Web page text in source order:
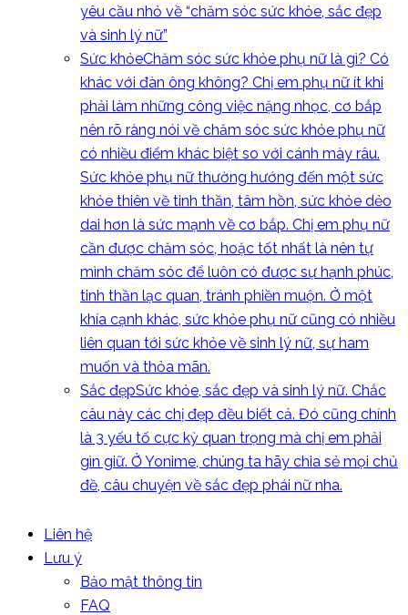
yêu cầu nhỏ về “chăm sóc sức khỏe, sắc đẹp
và sinh lý nữ”
Sức khỏeChăm sóc sức khỏe phụ nữ là gì? Có
khác với đàn ông không? Chị em phụ nữ ít khi
phải làm những công việc nặng nhọc, cơ bắp
nên rõ ràng nói về chăm sóc sức khỏe phụ nữ
có nhiều điểm khác biệt so với cánh mày râu.
Sức khỏe phụ nữ thường hướng đến một sức
khỏe thiên về tinh thần, tâm hồn, sức khỏe dẻo
dai hơn là sức mạnh về cơ bắp. Chị em phụ nữ
cần được chăm sóc, hoặc tốt nhất là nên tự
mình chăm sóc để luôn có được sự hạnh phúc,
tinh thần lạc quan, tránh phiền muộn. Ở một
khía cạnh khác, sức khỏe phụ nữ cũng có nhiều
liên quan tới sức khỏe về sinh lý nữ, sự ham
muốn và thỏa mãn.
Sắc đẹpSức khỏe, sắc đẹp và sinh lý nữ. Chắc
câu này các chị đẹp đều biết cả. Đó cũng chính
là 3 yếu tố cực kỳ quan trọng mà chị em phải
gìn giữ. Ở Yonime, chúng ta hãy chia sẻ mọi chủ
đề, câu chuyện về sắc đẹp phái nữ nha.
Liên hệ
Lưu ý
Bảo mật thông tin
FAQ